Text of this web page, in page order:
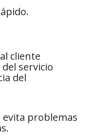
cliente
servicio
del
problemas